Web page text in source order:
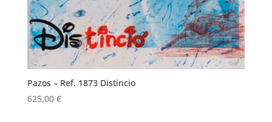
Pazos – Ref. 1873 Distincio
625,00 €